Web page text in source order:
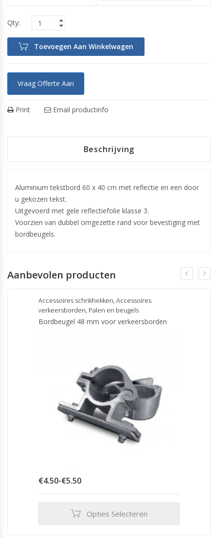
Toevoegen Aan Winkelwagen
Vraag Offerte Aan
Print Email productinfo
Beschrijving
Aluminium tekstbord 60 x 40 cm met reflectie en een door
u gekozen tekst.
Uitgevoerd met gele reflectiefolie klasse 3.
Voorzien van dubbel omgezette rand voor bevestiging met
bordbeugels.
Aanbevolen producten
Accessoires schrikhekken, Accessoires
verkeersborden, Palen en beugels
Bordbeugel 48 mm voor verkeersborden
€4.50-€5.50Prijsklasse:
€5.50
Opties Selecteren